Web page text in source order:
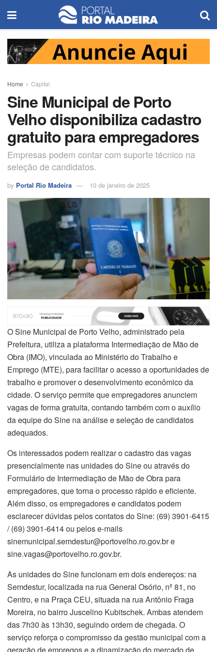
Home Capital
Sine Municipal de Porto
Velho disponibiliza cadastro
gratuito para empregadores
Empresas podem contar com suporte técnico na
seleção de candidatos.
by Portal Rio Madeira 10 de janeiro de 2025
O Sine Municipal de Porto Velho, administrado pela
Prefeitura, utiliza a plataforma Intermediação de Mão de
Obra (IMO), vinculada ao Ministério do Trabalho e
Emprego (MTE), para facilitar o acesso a oportunidades de
trabalho e promover o desenvolvimento econômico da
cidade. O serviço permite que empregadores anunciem
vagas de forma gratuita, contando também com o auxílio
da equipe do Sine na análise e seleção de candidatos
adequados.
Os interessados podem realizar o cadastro das vagas
presencialmente nas unidades do Sine ou através do
Formulário de Intermediação de Mão de Obra para
empregadores, que torna o processo rápido e eficiente.
Além disso, os empregadores e candidatos podem
esclarecer dúvidas pelos contatos do Sine: (69) 3901-6415
/ (69) 3901-6414 ou pelos e-mails
sinemunicipal.semdestur@portovelho.ro.gov.br e
sine.vagas@portovelho.ro.gov.br.
As unidades do Sine funcionam em dois endereços: na
Semdestur, localizada na rua General Osório, nº 81, no
Centro, e na Praça CEU, situada na rua Antônio Fraga
Moreira, no bairro Juscelino Kubitschek. Ambas atendem
das 7h30 às 13h30, seguindo ordem de chegada. O
serviço reforça o compromisso da gestão municipal com a